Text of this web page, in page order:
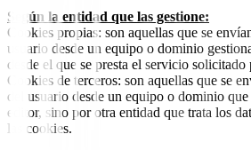
Según la entidad que las gestione:
Cookies propias: son aquellas que se
usuario desde un equipo o dominio
desde el que se presta el servicio solicitado
Cookies de terceros: son aquellas que se
del usuario desde un equipo o dominio
editor, sino por otra entidad que trata los
las cookies.